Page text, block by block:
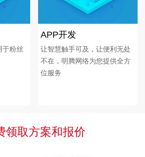
于粉丝
APP开发
让智慧触手可及，让便利无处
不在，明腾网络为您提供全方
位服务
领取方案和报价